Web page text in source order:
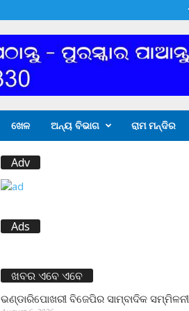
ଖେଳ ଅନ୍ୟ ବିଭାଗ ରାମ ମନ୍ଦିର
Adv
Ads
ଖବର ଏବେ ଏବେ
ଭଣ୍ଡାରିପୋଖରୀ ବିଜେପିର ସାମ୍ବାଦିକ ସମ୍ମିଳନୀ